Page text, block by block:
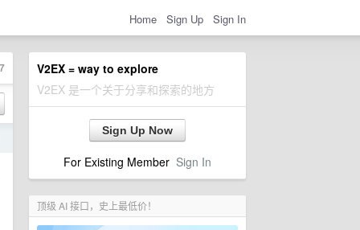
Home Sign Up Sign In
V2EX = way to explore
V2EX 是一个关于分享和探索的地方
Sign Up Now
For Existing Member Sign In
顶级 AI 接口，史上最低价！